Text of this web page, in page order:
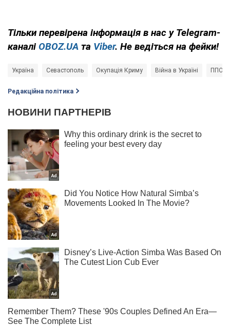
Тільки перевірена інформація в нас у Telegram-
каналі OBOZ.UA та Viber. Не ведіться на фейки!
Україна Севастополь Окупація Криму Війна в Україні ППО
Редакційна політика